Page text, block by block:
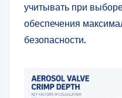
учитывать при
обеспечения
безопасности.